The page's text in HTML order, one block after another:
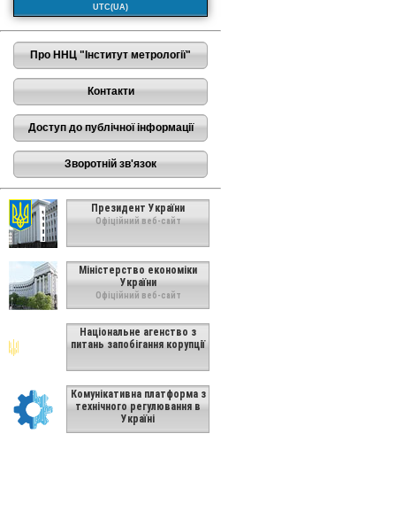
UTC(UA)
Про ННЦ "Інститут метрології"
Контакти
Доступ до публічної інформації
Зворотній зв'язок
Президент України
Офіційний веб-сайт
Міністерство економіки
України
Офіційний веб-сайт
Національне агенство з
питань запобігання корупції
Комунікативна платформа з
технічного регулювання в
Україні